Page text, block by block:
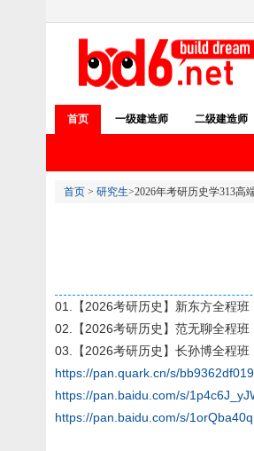
首页 一级建造师 二级建造师
首页 > 研究生>2026年考研历史学313高
01.【2026考研历史】新东方全程班
02.【2026考研历史】范无聊全程班
03.【2026考研历史】长孙博全程班
https://pan.quark.cn/s/
https://pan.baidu.com/s/
https://pan.baidu.com/s/